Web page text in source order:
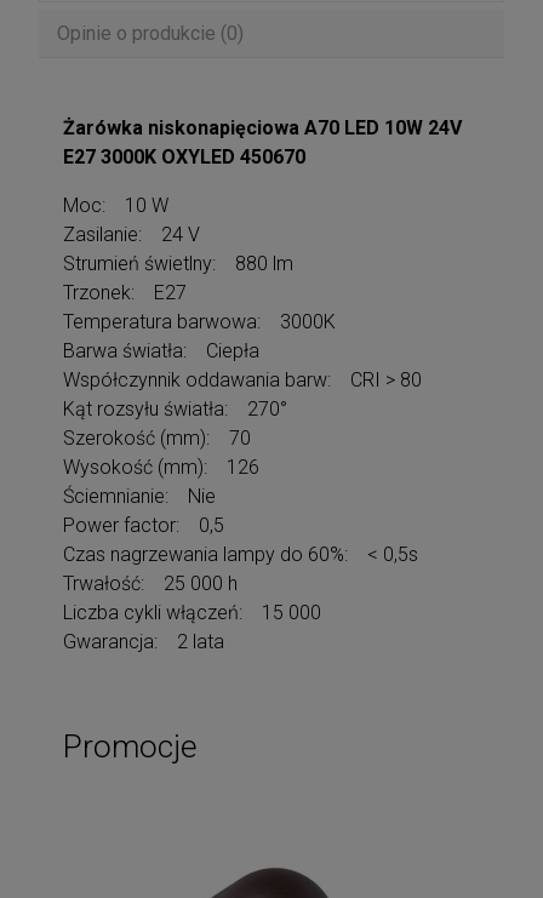
Opinie o produkcie (0)
Żarówka niskonapięciowa A70 LED 10W 24V
E27 3000K OXYLED 450670
Moc: 10 W
Zasilanie: 24 V
Strumień świetlny: 880 lm
Trzonek: E27
Temperatura barwowa: 3000K
Barwa światła: Ciepła
Współczynnik oddawania barw: CRI > 80
Kąt rozsyłu światła: 270°
Szerokość (mm): 70
Wysokość (mm): 126
Ściemnianie: Nie
Power factor: 0,5
Czas nagrzewania lampy do 60%: < 0,5s
Trwałość: 25 000 h
Liczba cykli włączeń: 15 000
Gwarancja: 2 lata
Promocje